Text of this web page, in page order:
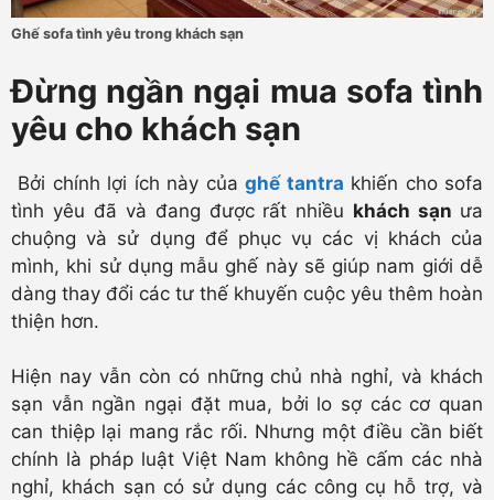
Ghế sofa tình yêu trong khách sạn
Đừng ngần ngại mua sofa tình
yêu cho khách sạn
Bởi chính lợi ích này củaghế tantra khiến cho sofa
tình yêu đã và đang được rất nhiều khách sạn ưa
chuộng và sử dụng để phục vụ các vị khách của
mình, khi sử dụng mẫu ghế này sẽ giúp nam giới dễ
dàng thay đổi các tư thế khuyến cuộc yêu thêm hoàn
thiện hơn.
Hiện nay vẫn còn có những chủ nhà nghỉ, và khách
sạn vẫn ngần ngại đặt mua, bởi lo sợ các cơ quan
can thiệp lại mang rắc rối. Nhưng một điều cần biết
chính là pháp luật Việt Nam không hề cấm các nhà
nghỉ, khách sạn có sử dụng các công cụ hỗ trợ, và